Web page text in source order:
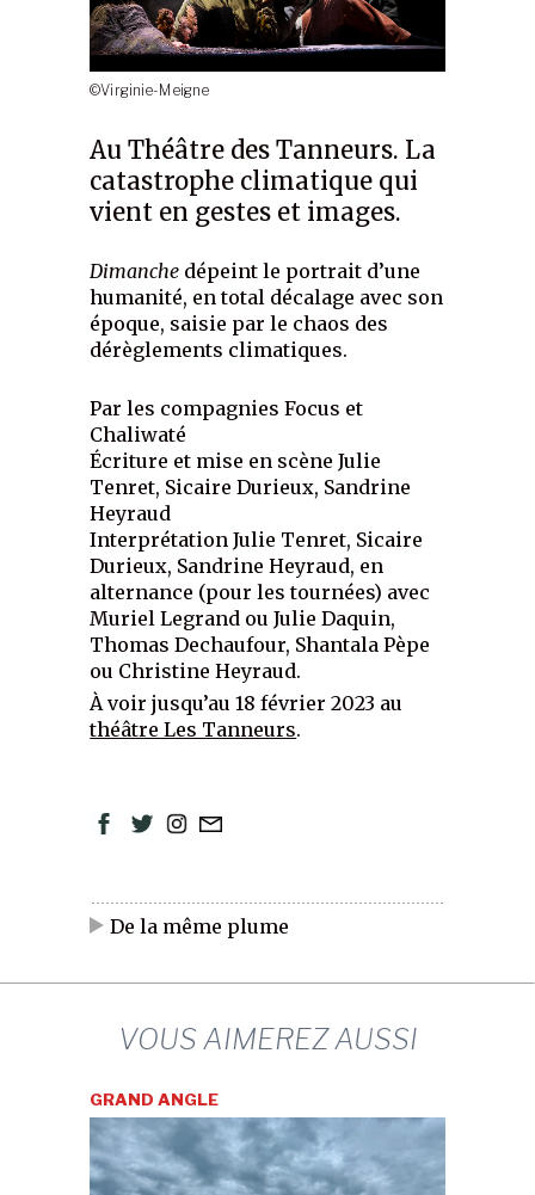
©Virginie-Meigne
Au Théâtre des Tanneurs. La
catastrophe climatique qui
vient en gestes et images.
Dimanche dépeint le portrait d’une
humanité, en total décalage avec son
époque, saisie par le chaos des
dérèglements climatiques.
Par les compagnies Focus et
Chaliwaté
Écriture et mise en scène Julie
Tenret, Sicaire Durieux, Sandrine
Heyraud
Interprétation Julie Tenret, Sicaire
Durieux, Sandrine Heyraud, en
alternance (pour les tournées) avec
Muriel Legrand ou Julie Daquin,
Thomas Dechaufour, Shantala Pèpe
ou Christine Heyraud.
À voir jusqu’au 18 février 2023 au
théâtre Les Tanneurs.
De la même plume
VOUS AIMEREZ AUSSI
GRAND ANGLE